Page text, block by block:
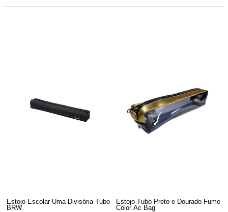
Estojo Escolar Uma Divisória Tubo
BRW
Estojo Tubo Preto e Dourado Fume
Color Ac Bag